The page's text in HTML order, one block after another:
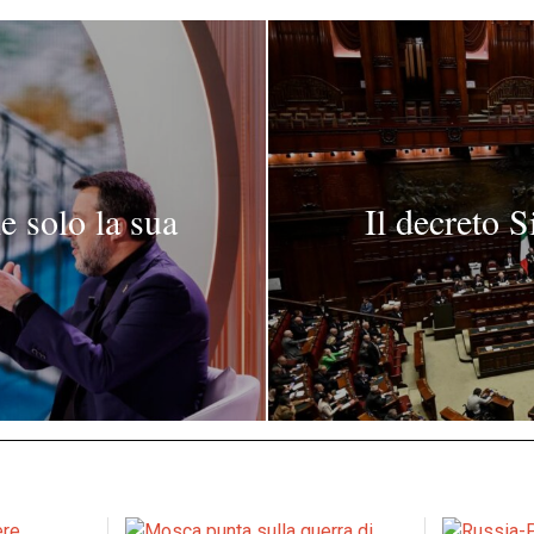
solo la sua Il decreto